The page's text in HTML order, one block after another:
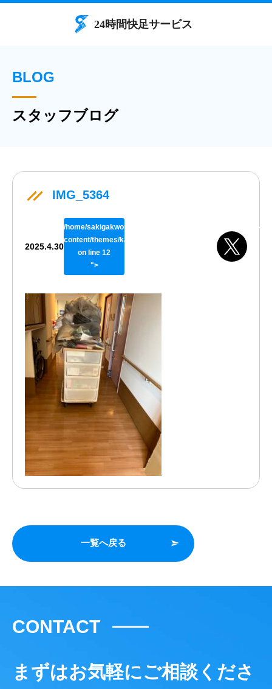
BLOG
スタッフブログ
IMG_5364
2025.4.30
/home/sakigakworks/benriya24h.com/public_html/wp/wp-
content/themes/kaisokuthemeV02/single.php
on line 12
">
一覧へ戻る
CONTACT
まずはお気軽にご相談くださ